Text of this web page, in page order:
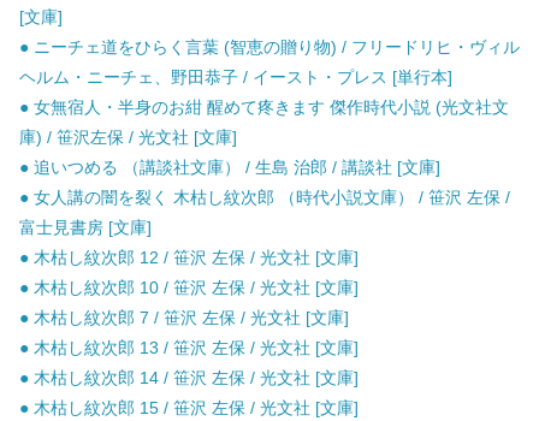
[文庫]
● ニーチェ道をひらく言葉 (智恵の贈り物) / フリードリヒ・ヴィル
ヘルム・ニーチェ、野田恭子 / イースト・プレス [単行本]
● 女無宿人・半身のお紺 醒めて疼きます 傑作時代小説 (光文社文
庫) / 笹沢左保 / 光文社 [文庫]
● 追いつめる （講談社文庫） / 生島 治郎 / 講談社 [文庫]
● 女人講の闇を裂く 木枯し紋次郎 （時代小説文庫） / 笹沢 左保 /
富士見書房 [文庫]
● 木枯し紋次郎 12 / 笹沢 左保 / 光文社 [文庫]
● 木枯し紋次郎 10 / 笹沢 左保 / 光文社 [文庫]
● 木枯し紋次郎 7 / 笹沢 左保 / 光文社 [文庫]
● 木枯し紋次郎 13 / 笹沢 左保 / 光文社 [文庫]
● 木枯し紋次郎 14 / 笹沢 左保 / 光文社 [文庫]
● 木枯し紋次郎 15 / 笹沢 左保 / 光文社 [文庫]